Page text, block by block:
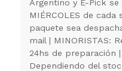
Argentino y E-Pick
MIÉRCOLES de cada
paquete sea
mail | MINORISTAS:
24hs de preparación |
Dependiendo del